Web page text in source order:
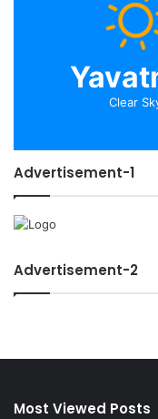
Clear
Advertisement-1
Advertisement-2
Most Viewed Posts